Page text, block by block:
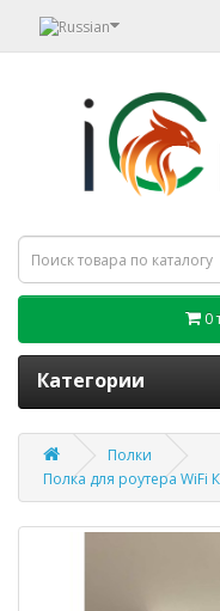
0
Категории
Полки
Полка для роутера WiFi